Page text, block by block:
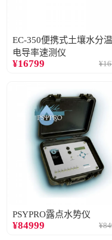
EC-350便携式土壤水分
电导率速测仪
¥16799 ¥
PSYPRO露点水势仪
¥84999 ¥